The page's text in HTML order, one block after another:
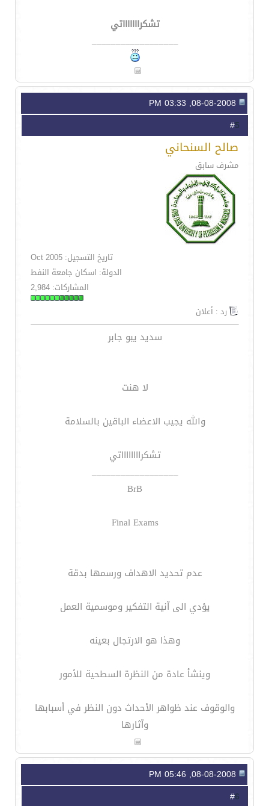
تشكراااااااتي
__________________
5
صالح السنحاني
مشرف سابق
تاريخ التسجيل: Oct 2005
الدولة: اسكان جامعة النفط
المشاركات: 2,984
رد : أعلان
سديد يبو جابر
لا هنت
والله يجيب الاعضاء الباقين بالسلامة
تشكرااااااااتي
__________________
BrB
Final Exams
عدم تحديد الاهداف ورسمها بدقة
يؤدي الى آنية التفكير وموسمية العمل
وهذا هو الارتجال بعينه
وينشأ عادة من النظرة السطحية للأمور
والوقوف عند ظواهر الأحداث دون النظر في أسبابها
وآثارها
6